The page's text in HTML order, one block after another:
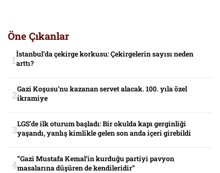
Öne Çıkanlar
İstanbul’da çekirge korkusu: Çekirgelerin sayısı neden
arttı?
Gazi Koşusu’nu kazanan servet alacak. 100. yıla özel
ikramiye
LGS’de ilk oturum başladı: Bir okulda kapı gerginliği
yaşandı, yanlış kimlikle gelen son anda içeri girebildi
“Gazi Mustafa Kemal’in kurduğu partiyi pavyon
masalarına düşüren de kendileridir”